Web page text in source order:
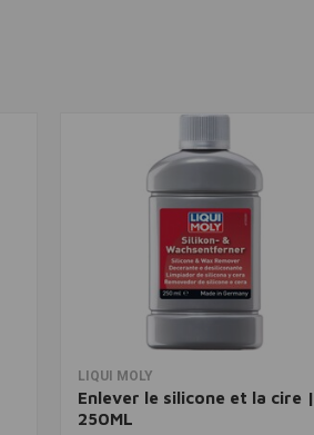
Ajouter au panier
LIQUI MOLY
Enlever le silicone et la cire |
250ML